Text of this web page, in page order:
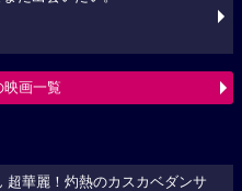
映画一覧
超華麗！灼熱のカスカベダンサ